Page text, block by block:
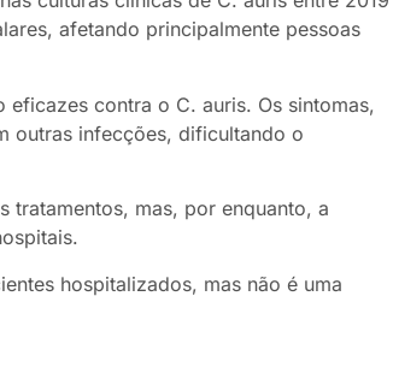
afetando principalmente pessoas
eficazes contra o C. auris. Os sintomas,
outras infecções, dificultando o
tratamentos, mas, por enquanto, a
hospitalizados, mas não é uma